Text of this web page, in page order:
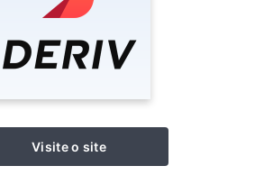
Visite o site